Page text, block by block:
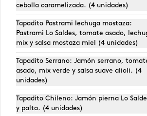
Conócenos
Escríbenos
Hablemos
cebolla caramelizada. (4 unidades)
Tapadito Pastrami lechuga mostaza:
Pastrami Lo Saldes, tomate asado,
mix y salsa mostaza miel (4 unidades)
Tapadito Serrano: Jamón serrano,
asado, mix verde y salsa suave alioli. (4
unidades)
Tapadito Chileno: Jamón pierna Lo
y palta. (4 unidades)